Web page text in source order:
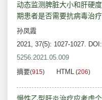
动态监测脾脏大小和肝硬
期患者是否需要抗病毒治疗
孙凤霞
2021, 37(5): 1027-1027. DOI:
5256.2021.05.009
摘要(915) HTML (206)